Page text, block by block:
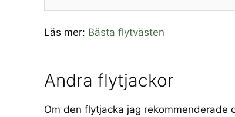
Läs mer: Bästa flytvästen
Andra flytjackor
Om den flytjacka jag